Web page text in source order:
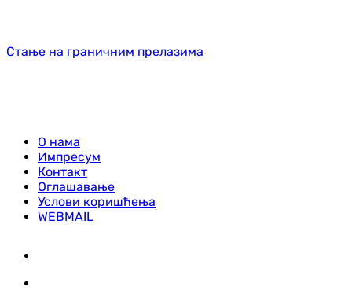
Стање на граничним прелазима
О нама
Импресум
Контакт
Оглашавање
Услови коришћења
WEBMAIL